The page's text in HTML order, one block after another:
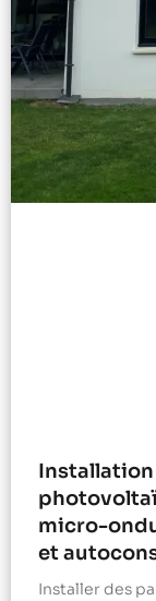
Installation
micro-
et
Installer des